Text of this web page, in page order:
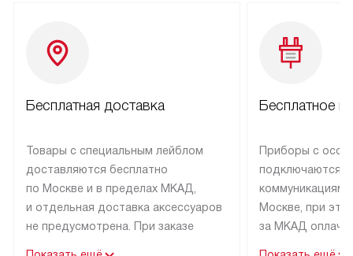
Бесплатная доставка
Товары с специальным лейблом
доставляются бесплатно
по Москве и в пределах МКАД,
и отдельная доставка аксессуаров
не предусмотрена. При заказе
Бесплатное
Приборы с
подключаются к
коммуникациям
Москве, при
за МКАД